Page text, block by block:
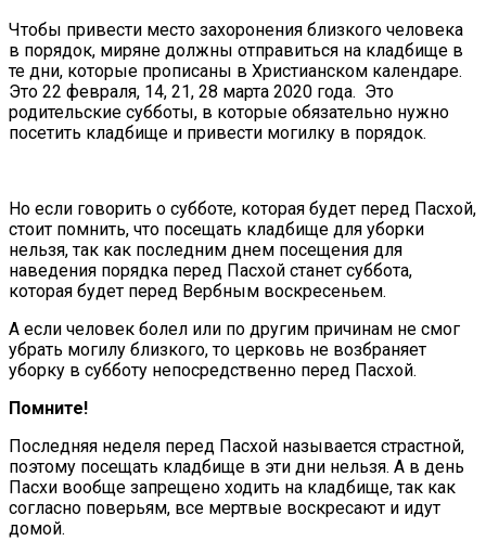
Чтобы привести место захоронения близкого человека
в порядок, миряне должны отправиться на кладбище в
те дни, которые прописаны в Христианском календаре.
Это 22 февраля, 14, 21, 28 марта 2020 года. Это
родительские субботы, в которые обязательно нужно
посетить кладбище и привести могилку в порядок.
Но если говорить о субботе, которая будет перед Пасхой,
стоит помнить, что посещать кладбище для уборки
нельзя, так как последним днем посещения для
наведения порядка перед Пасхой станет суббота,
которая будет перед Вербным воскресеньем.
А если человек болел или по другим причинам не смог
убрать могилу близкого, то церковь не возбраняет
уборку в субботу непосредственно перед Пасхой.
Помните!
Последняя неделя перед Пасхой называется страстной,
поэтому посещать кладбище в эти дни нельзя. А в день
Пасхи вообще запрещено ходить на кладбище, так как
согласно поверьям, все мертвые воскресают и идут
домой.